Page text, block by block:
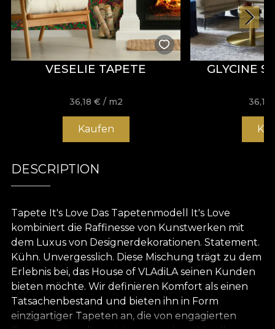
VESELIE TAPETE
36,18 € / m2
Kaufen
GLYCINE
36,18
DESCRIPTION
Tapete It's Love Das Tapetenmodell It's Love
kombiniert die Raffinesse von Kunstwerken mit
dem Luxus von Designerdekorationen. Statement.
Kühn. Unvergesslich. Diese Mischung trägt zu dem
Erlebnis bei, das House of VLAdiLA seinen Kunden
bieten möchte. Wir definieren Komfort als einen
Tatsachenbestand und bieten ihn in Form
einzigartiger Tapeten an, die von engagierten